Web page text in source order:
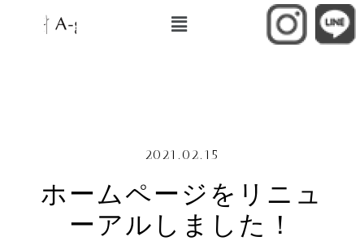
2021.02.15
ホームページをリニュ
ーアルしました！